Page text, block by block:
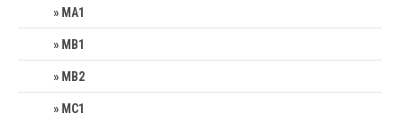
MA1
MB1
MB2
MC1